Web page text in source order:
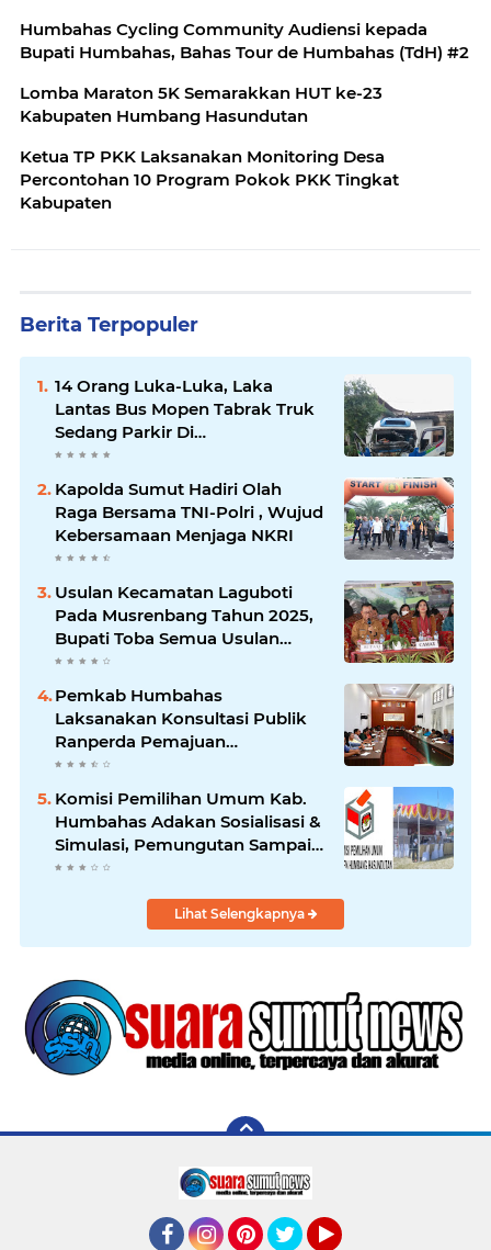
Humbahas Cycling Community Audiensi kepada
Bupati Humbahas, Bahas Tour de Humbahas (TdH) #2
Lomba Maraton 5K Semarakkan HUT ke-23
Kabupaten Humbang Hasundutan
Ketua TP PKK Laksanakan Monitoring Desa
Percontohan 10 Program Pokok PKK Tingkat
Kabupaten
Berita Terpopuler
14 Orang Luka-Luka, Laka
Lantas Bus Mopen Tabrak Truk
Sedang Parkir Di
Siborongborong
Kapolda Sumut Hadiri Olah
Raga Bersama TNI-Polri , Wujud
Kebersamaan Menjaga NKRI
Usulan Kecamatan Laguboti
Pada Musrenbang Tahun 2025,
Bupati Toba Semua Usulan
Harus Mendukung
Pemkab Humbahas
Laksanakan Konsultasi Publik
Ranperda Pemajuan
Kebudayaan Daerah
Komisi Pemilihan Umum Kab.
Humbahas Adakan Sosialisasi &
Simulasi, Pemungutan Sampai
Rekapitulasi Suara.
Lihat Selengkapnya